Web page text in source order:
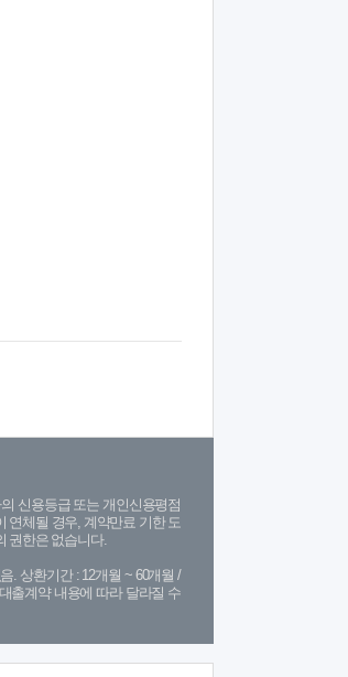
신용등급 또는 개인신용평점
연체될 경우, 계약만료 기한 도
권한은 없습니다.
. 상환기간 : 12개월 ~ 60개월 /
출계약 내용에 따라 달라질 수